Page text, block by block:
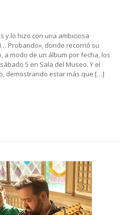
y lo hizo con una ambiciosa
Probando», donde recorrió su
a modo de un álbum por fecha, los
5 en Sala del Museo. Y el
demostrando estar más que […]